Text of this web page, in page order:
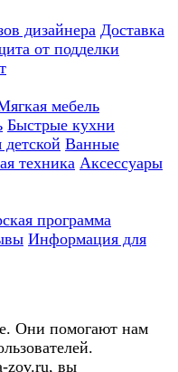
дизайнера Доставка
от подделки
мебель
Быстрые кухни
Ванные
техника Аксессуары
программа
Информация для
Они помогают нам
zov.ru, вы